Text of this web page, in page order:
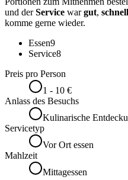
und derService wargut, schnell
komme gerne wieder.
Essen9
Service8
Preis pro Person
1 - 10 €
Anlass des Besuchs
Kulinarische
Servicetyp
Vor Ort essen
Mahlzeit
Mittagessen